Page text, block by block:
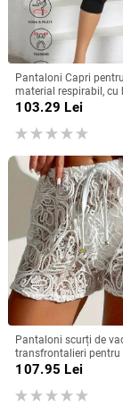
Pantaloni Capri
material respirabil, cu
casual‑sport, lungime
103.29 Lei
Pantaloni scurți de
transfrontalieri pentru
culoare solidă, cu
107.95 Lei